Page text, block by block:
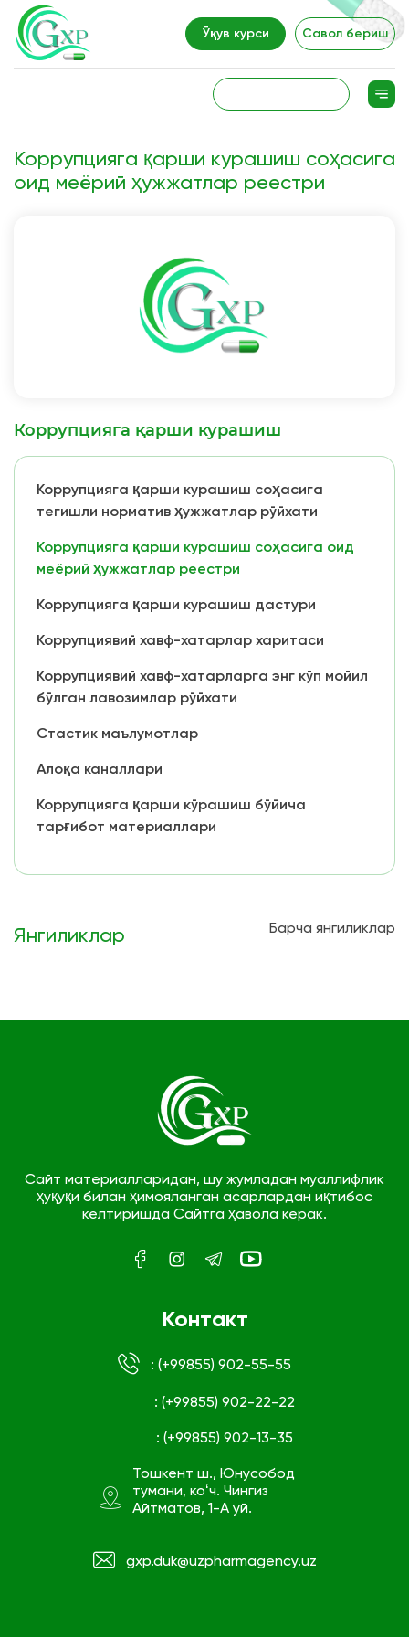
Ўқув курси Савол бериш
Коррупцияга қарши курашиш соҳасига
оид меёрий ҳужжатлар реестри
Коррупцияга қарши курашиш
Коррупцияга қарши курашиш соҳасига
тегишли норматив ҳужжатлар рўйхати
Коррупцияга қарши курашиш соҳасига оид
меёрий ҳужжатлар реестри
Коррупцияга қарши курашиш дастури
Коррупциявий хавф-хатарлар харитаси
Коррупциявий хавф-хатарларга энг кўп мойил
бўлган лавозимлар рўйхати
Стастик маълумотлар
Алоқа каналлари
Коррупцияга қарши кўрашиш бўйича
тарғибот материаллари
Янгиликлар Барча янгиликлар
Сайт материалларидан, шу жумладан муаллифлик
ҳуқуқи билан ҳимояланган асарлардан иқтибос
келтиришда Сайтга ҳавола керак.
Контакт
: (+99855) 902-55-55
: (+99855) 902-22-22
: (+99855) 902-13-35
Тошкент ш., Юнусобод
тумани, коʻч. Чингиз
Айтматов, 1-А уй.
gxp.duk@uzpharmagency.uz